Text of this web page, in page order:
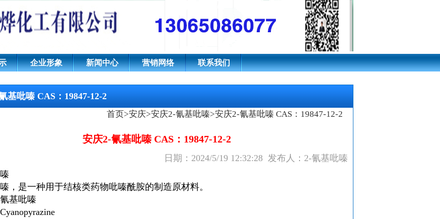
12-2
企业形象 新闻中心 营销网络 联系我们
基吡嗪 CAS：19847-12-2
首页>安庆>安庆2-氰基吡嗪>安庆2-氰基吡嗪 CAS：19847-12-2
安庆2-氰基吡嗪 CAS：19847-12-2
日期：2024/5/19 12:32:28 发布人：2-氰基吡嗪
，是一种用于结核类药物吡嗪酰胺的制造原材料。
基吡嗪